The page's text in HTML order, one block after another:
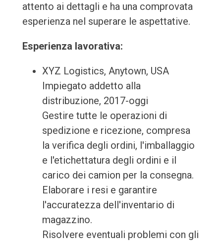
attento ai dettagli e ha una comprovata
esperienza nel superare le aspettative.
Esperienza lavorativa:
XYZ Logistics, Anytown, USA
Impiegato addetto alla
distribuzione, 2017-oggi
Gestire tutte le operazioni di
spedizione e ricezione, compresa
la verifica degli ordini, l'imballaggio
e l'etichettatura degli ordini e il
carico dei camion per la consegna.
Elaborare i resi e garantire
l'accuratezza dell'inventario di
magazzino.
Risolvere eventuali problemi con gli